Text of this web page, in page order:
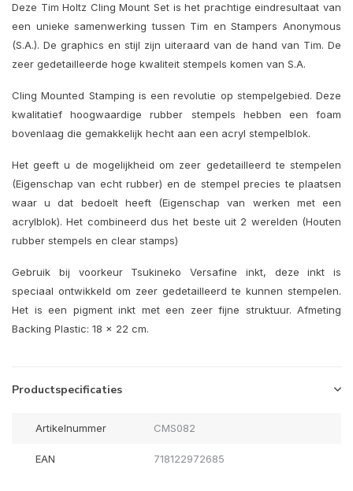
Deze Tim Holtz Cling Mount Set is het prachtige eindresultaat van
een unieke samenwerking tussen Tim en Stampers Anonymous
(S.A.). De graphics en stijl zijn uiteraard van de hand van Tim. De
zeer gedetailleerde hoge kwaliteit stempels komen van S.A.
Cling Mounted Stamping is een revolutie op stempelgebied. Deze
kwalitatief hoogwaardige rubber stempels hebben een foam
bovenlaag die gemakkelijk hecht aan een acryl stempelblok.
Het geeft u de mogelijkheid om zeer gedetailleerd te stempelen
(Eigenschap van echt rubber) en de stempel precies te plaatsen
waar u dat bedoelt heeft (Eigenschap van werken met een
acrylblok). Het combineerd dus het beste uit 2 werelden (Houten
rubber stempels en clear stamps)
Gebruik bij voorkeur Tsukineko Versafine inkt, deze inkt is
speciaal ontwikkeld om zeer gedetailleerd te kunnen stempelen.
Het is een pigment inkt met een zeer fijne struktuur. Afmeting
Backing Plastic: 18 x 22 cm.
Productspecificaties
Artikelnummer CMS082
EAN 718122972685